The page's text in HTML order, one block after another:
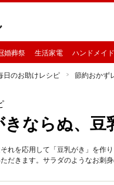
婚葬祭 生活家電 ハンドメイド
日のお助けレシピ 節約おかず
ならぬ、豆
れを応用して「豆乳がき」を作
だきます。サラダのようなお刺身